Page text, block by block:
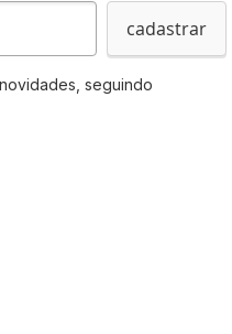
cadastrar
seguindo